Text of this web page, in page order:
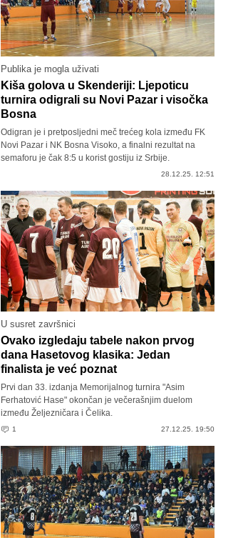
Publika je mogla uživati
Kiša golova u Skenderiji: Ljepoticu
turnira odigrali su Novi Pazar i visočka
Bosna
Odigran je i pretposljedni meč trećeg kola između FK
Novi Pazar i NK Bosna Visoko, a finalni rezultat na
semaforu je čak 8:5 u korist gostiju iz Srbije.
28.12.25. 12:51
U susret završnici
Ovako izgledaju tabele nakon prvog
dana Hasetovog klasika: Jedan
finalista je već poznat
Prvi dan 33. izdanja Memorijalnog turnira "Asim
Ferhatović Hase" okončan je večerašnjim duelom
između Željezničara i Čelika.
1 27.12.25. 19:50